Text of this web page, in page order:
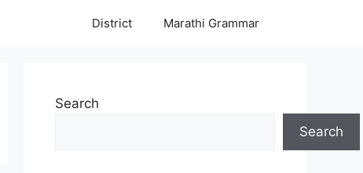
District Marathi Grammar
Search
Search